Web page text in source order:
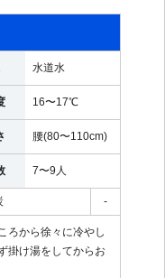
水道水
16〜17℃
腰(80〜110cm)
7〜9人
-
ろから徐々に冷やし
掛け湯をしてからお